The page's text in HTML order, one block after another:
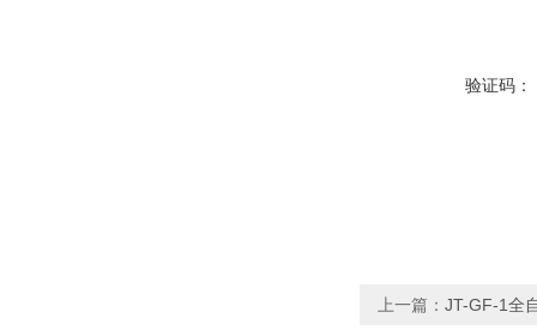
验证码：
上一篇： JT-GF-1全